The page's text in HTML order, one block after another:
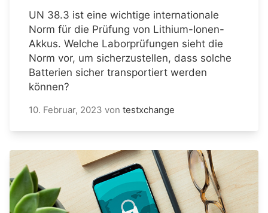
UN 38.3 ist eine wichtige internationale
Norm für die Prüfung von Lithium-Ionen-
Akkus. Welche Laborprüfungen sieht die
Norm vor, um sicherzustellen, dass solche
Batterien sicher transportiert werden
können?
10. Februar, 2023 von testxchange